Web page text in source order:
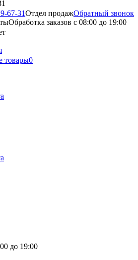
67-31Отдел продажОбратный звонок
Обработка заказов с 08:00 до 19:00
товары0
до 19:00